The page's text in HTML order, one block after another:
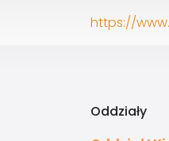
https://
Oddziały